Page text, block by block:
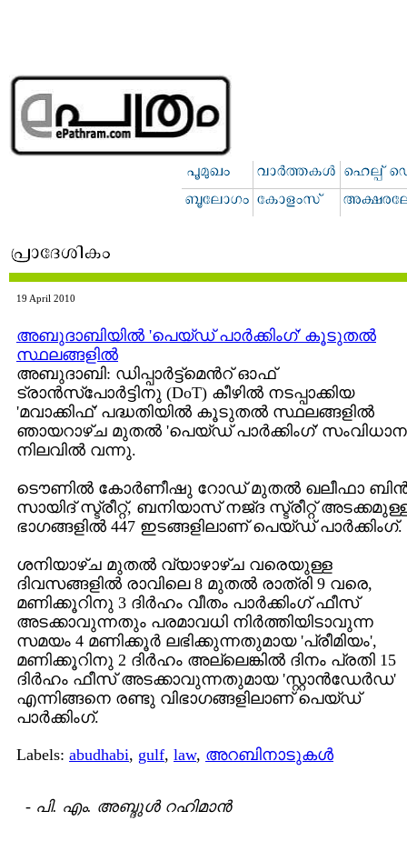
19 April 2010
അബുദാബിയില്‍ 'പെയ്ഡ്‌ പാര്‍ക്കിംഗ്' കൂടുതല്‍
സ്ഥലങ്ങളില്‍
അബുദാബി: ഡിപ്പാര്‍ട്ട്മെന്‍റ് ഓഫ്
ട്രാന്‍സ്പോര്‍ട്ടിനു (DoT) കീഴില്‍ നടപ്പാക്കിയ
'മവാക്കിഫ്‌' പദ്ധതിയില്‍ കൂടുതല്‍ സ്ഥലങ്ങളില്‍
ഞായറാഴ്ച മുതല്‍ 'പെയ്ഡ്‌ പാര്‍ക്കിംഗ്'
നിലവില്‍ വന്നു.
ടൌണില്‍ കോര്‍ണീഷു റോഡ്‌ മുതല്‍ ഖലീഫാ
സായിദ്‌ സ്ട്രീറ്റ്‌, ബനിയാസ്‌ നജ്ദ സ്ട്രീറ്റ്‌
ഭാഗങ്ങളില്‍ 447 ഇടങ്ങളിലാണ് പെയ്ഡ്‌ പാര്‍ക്കിംഗ്.
ശനിയാഴ്‌ച മുതല്‍ വ്യാഴാഴ്ച വരെയുള്ള
ദിവസങ്ങളില്‍ രാവിലെ 8 മുതല്‍ രാത്രി 9 വരെ,
മണിക്കൂറിനു 3 ദിര്‍ഹം വീതം പാര്‍ക്കിംഗ് ഫീസ്‌
അടക്കാവുന്നതും പരമാവധി നിര്‍ത്തിയിടാവുന്ന
സമയം 4 മണിക്കൂര്‍ ലഭിക്കുന്നതുമായ 'പ്രീമിയം',
മണിക്കൂറിനു 2 ദിര്‍ഹം അല്ലെങ്കില്‍ ദിനം പ്രതി 15
ദിര്‍ഹം ഫീസ്‌ അടക്കാവുന്നതുമായ 'സ്റ്റാന്‍ഡേര്‍ഡ'
എന്നിങ്ങനെ രണ്ടു വിഭാഗങ്ങളിലാണ് പെയ്ഡ്‌
പാര്‍ക്കിംഗ്.
Labels: abudhabi, gulf, law, അറബിനാടുകള്‍
- പി. എം. അബ്ദുള്‍ റഹിമാന്‍